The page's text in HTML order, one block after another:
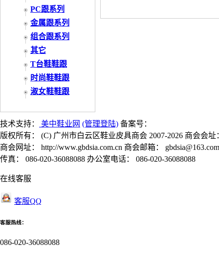
PC跟系列
金属跟系列
组合跟系列
其它
T台鞋鞋跟
时尚鞋鞋跟
淑女鞋鞋跟
技术支持： 美中鞋业网 (管理登陆) 备案号：
版权所有： (C) 广州市白云区鞋业皮具商会 2007-2026 商会会
商会网址： http://www.gbdsia.com.cn 商会邮箱： gbdsia@163.com
传真： 086-020-36088088 办公室电话： 086-020-36088088
在线客服
客服QQ
客服热线：
086-020-36088088